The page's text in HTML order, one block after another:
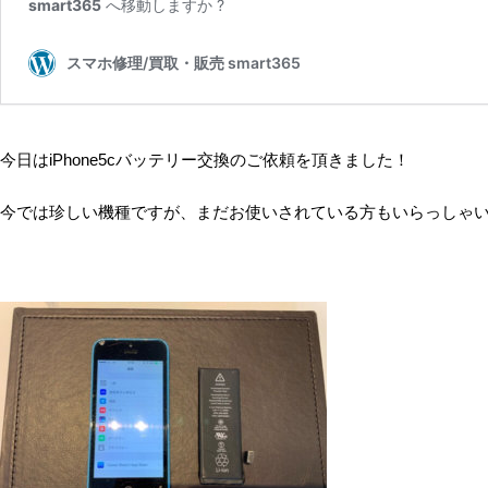
今日はiPhone5cバッテリー交換のご依頼を頂きました！
今では珍しい機種ですが、まだお使いされている方もいらっしゃ